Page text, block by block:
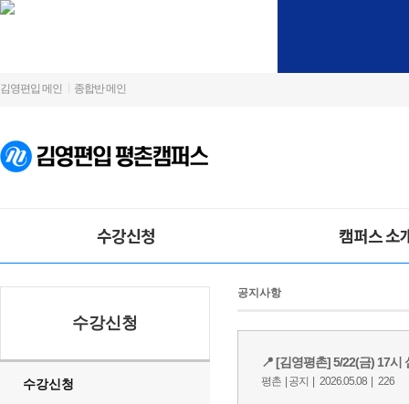
김영편입 메인 종합반 메인
수강신청 캠퍼스 소
수강신청
수강신청
공지사항